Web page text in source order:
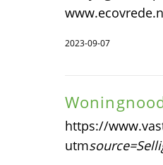
2023-09-07
https://
utm